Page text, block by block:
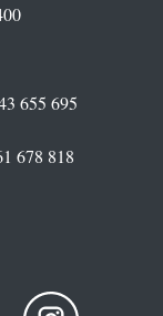
655 695
678 818